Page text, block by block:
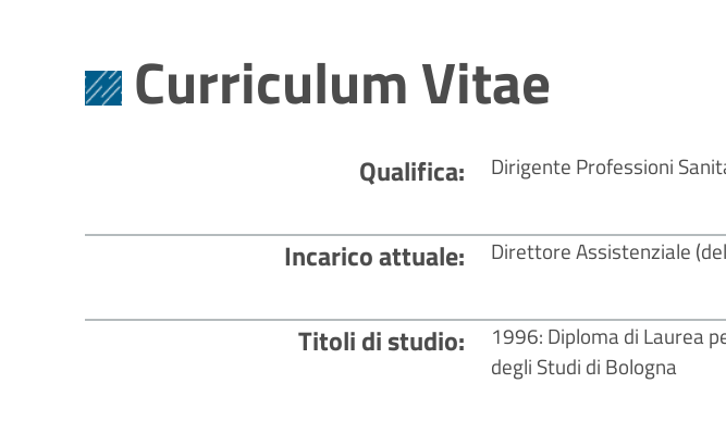
Curriculum Vitae
Qualifica Dirigente Professioni
Incarico attuale Direttore Assistenziale
Titoli di studio
1996: Diploma di Laurea
degli Studi di Bologna